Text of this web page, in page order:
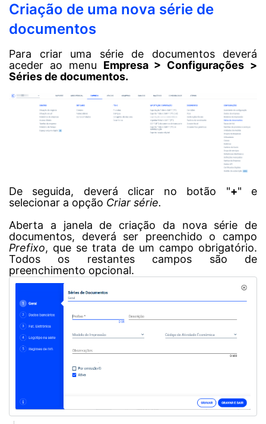
Criação de uma nova série de
documentos
Para criar uma série de documentos deverá
aceder ao menu Empresa > Configurações >
Séries de documentos.
De seguida, deverá clicar no botão "+" e
selecionar a opção Criar série.
Aberta a janela de criação da nova série de
documentos, deverá ser preenchido o campo
Prefixo, que se trata de um campo obrigatório.
Todos os restantes campos são de
preenchimento opcional.